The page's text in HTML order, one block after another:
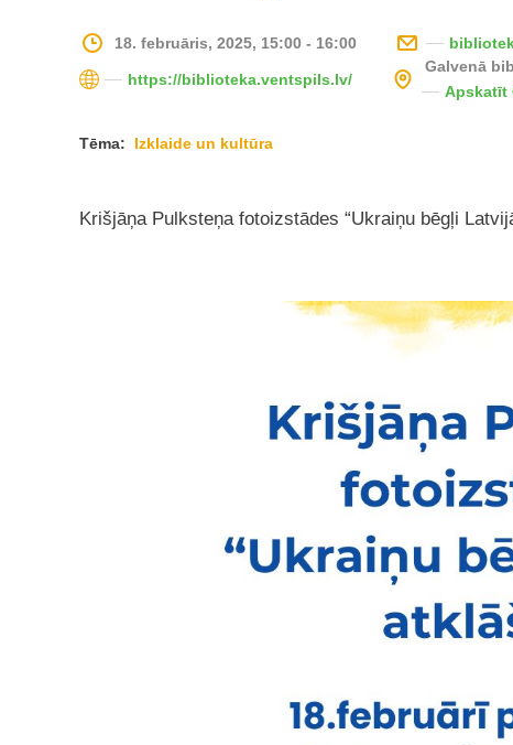
18. februāris, 2025, 15:00 - 16:00
https://biblioteka.ventspils.lv/
Galvenā
Apskatīt
Tēma: Izklaide un kultūra
Krišjāņa Pulksteņa fotoizstādes “Ukraiņu bēgļi